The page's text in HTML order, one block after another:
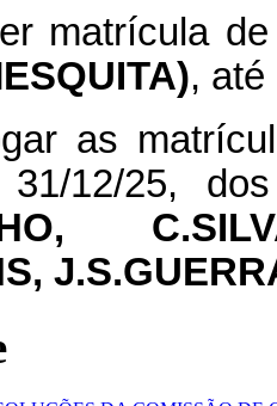
matrícula
,
as
12/25,